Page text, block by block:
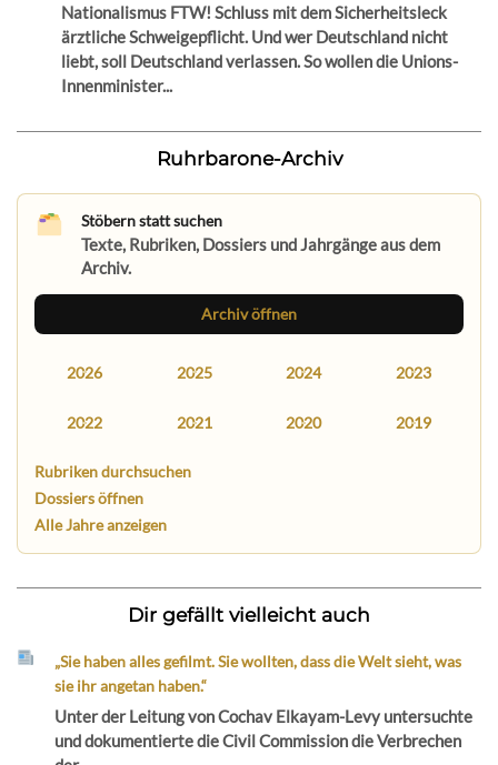
Nationalismus FTW! Schluss mit dem Sicherheitsleck
ärztliche Schweigepflicht. Und wer Deutschland nicht
liebt, soll Deutschland verlassen. So wollen die Unions-
Innenminister...
Ruhrbarone-Archiv
Stöbern statt suchen
Texte, Rubriken, Dossiers und Jahrgänge aus dem
Archiv.
Archiv öffnen
2026 2025 2024 2023
2022 2021 2020 2019
Rubriken durchsuchen
Dossiers öffnen
Alle Jahre anzeigen
Dir gefällt vielleicht auch
„Sie haben alles gefilmt. Sie wollten, dass die Welt sieht, was
sie ihr angetan haben.“
Unter der Leitung von Cochav Elkayam-Levy untersuchte
und dokumentierte die Civil Commission die Verbrechen